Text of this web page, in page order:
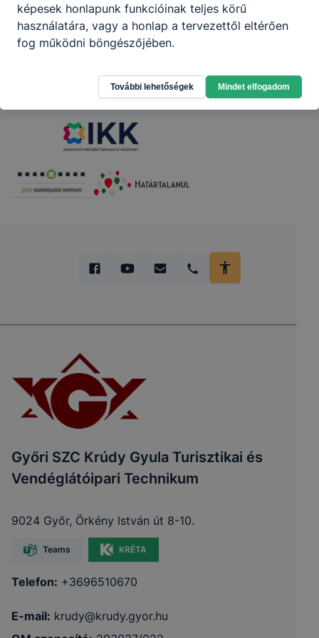
Győri SZC Krúdy Gyula Turisztikai és
Vendéglátóipari Technikum
9024 Győr, Örkény István út 8-10.
Teams KRÉTA
Telefon: +3696510670
E-mail: krudy@krudy.gyor.hu
képesek honlapunk funkcióinak teljes körű
használatára, vagy a honlap a tervezettől eltérően
fog működni böngészőjében.
További lehetőségek Mindet elfogadom